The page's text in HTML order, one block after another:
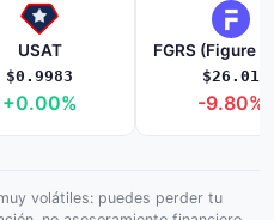
USAT
$0.9983
+0.00%
$26.01
-9.80%
volátiles: puedes perder tu